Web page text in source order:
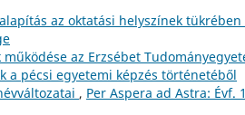
az oktatási helyszínek tükrében
az Erzsébet
a pécsi egyetemi képzés történetéből
, Per Aspera ad Astra: Évf.